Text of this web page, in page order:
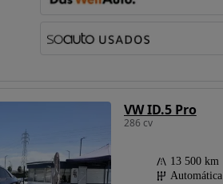
VW ID.5 Pro
286 cv
13 500 km
Automática